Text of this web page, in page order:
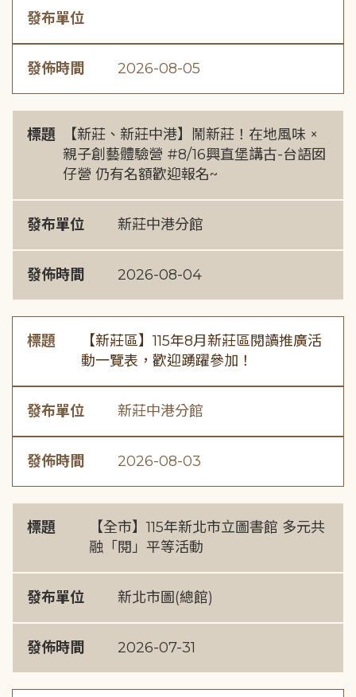
發布單位
發佈時間 2026-08-05
標題
【新莊、新莊中港】鬧新莊！在地風味 ×
親子創藝體驗營 #8/16興直堡講古-台語囡
仔營 仍有名額歡迎報名~
發布單位 新莊中港分館
發佈時間 2026-08-04
標題
【新莊區】115年8月新莊區閱讀推廣活
動一覽表，歡迎踴躍參加！
發布單位 新莊中港分館
發佈時間 2026-08-03
標題
【全市】115年新北市立圖書館 多元共
融「閱」平等活動
發布單位 新北市圖(總館)
發佈時間 2026-07-31